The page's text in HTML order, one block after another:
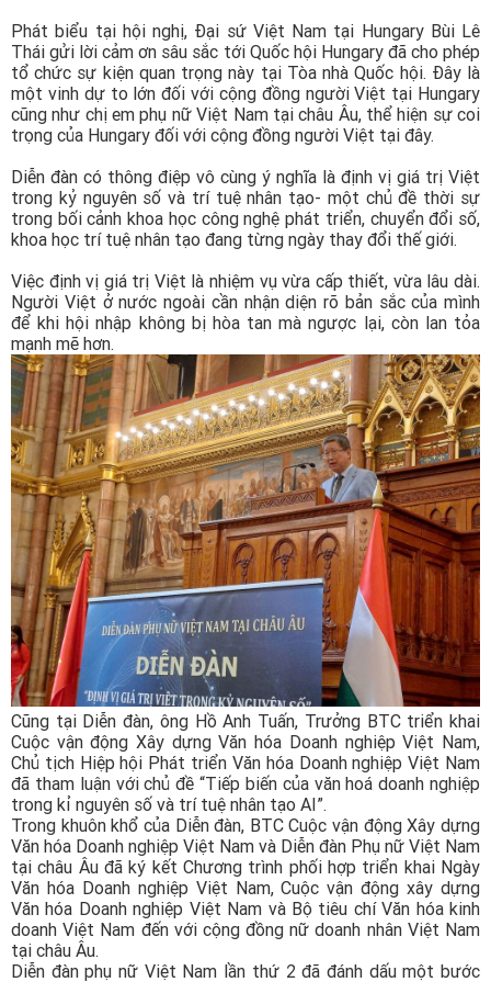
Phát biểu tại hội nghị, Đại sứ Việt Nam tại Hungary Bùi Lê
Thái gửi lời cảm ơn sâu sắc tới Quốc hội Hungary đã cho phép
tổ chức sự kiện quan trọng này tại Tòa nhà Quốc hội. Đây là
một vinh dự to lớn đối với cộng đồng người Việt tại Hungary
cũng như chị em phụ nữ Việt Nam tại châu Âu, thể hiện sự coi
trọng của Hungary đối với cộng đồng người Việt tại đây.
Diễn đàn có thông điệp vô cùng ý nghĩa là định vị giá trị Việt
trong kỷ nguyên số và trí tuệ nhân tạo- một chủ đề thời sự
trong bối cảnh khoa học công nghệ phát triển, chuyển đổi số,
khoa học trí tuệ nhân tạo đang từng ngày thay đổi thế giới.
Việc định vị giá trị Việt là nhiệm vụ vừa cấp thiết, vừa lâu dài.
Người Việt ở nước ngoài cần nhận diện rõ bản sắc của mình
để khi hội nhập không bị hòa tan mà ngược lại, còn lan tỏa
mạnh mẽ hơn.
Cũng tại Diễn đàn, ông Hồ Anh Tuấn, Trưởng BTC triển khai
Cuộc vận động Xây dựng Văn hóa Doanh nghiệp Việt Nam,
Chủ tịch Hiệp hội Phát triển Văn hóa Doanh nghiệp Việt Nam
đã tham luận với chủ đề “Tiếp biến của văn hoá doanh nghiệp
trong kỉ nguyên số và trí tuệ nhân tạo AI”.
Trong khuôn khổ của Diễn đàn, BTC Cuộc vận động Xây dựng
Văn hóa Doanh nghiệp Việt Nam và Diễn đàn Phụ nữ Việt Nam
tại châu Âu đã ký kết Chương trình phối hợp triển khai Ngày
Văn hóa Doanh nghiệp Việt Nam, Cuộc vận động xây dựng
Văn hóa Doanh nghiệp Việt Nam và Bộ tiêu chí Văn hóa kinh
doanh Việt Nam đến với cộng đồng nữ doanh nhân Việt Nam
tại châu Âu.
Diễn đàn phụ nữ Việt Nam lần thứ 2 đã đánh dấu một bước